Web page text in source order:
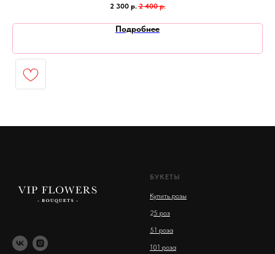
2 300 р. 2 400 р.
Подробнее
БУКЕТЫ
Купить розы
25 роз
51 роза
101 роза